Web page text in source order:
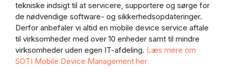
tekniske indsigt til at servicere, supportere og sørge for
de nødvendige software- og sikkerhedsopdateringer.
Derfor anbefaler vi altid en mobile device service aftale
til virksomheder med over 10 enheder samt til mindre
virksomheder uden egen IT-afdeling. Læs mere om
SOTI Mobile Device Management her